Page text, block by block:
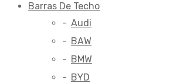
Barras De Techo
Audi
BAW
BMW
BYD